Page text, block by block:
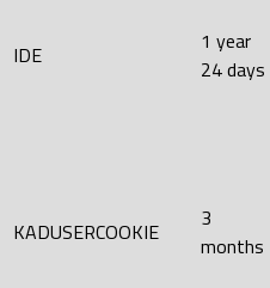
IDE
1 year
24 days
KADUSERCOOKIE
3
months